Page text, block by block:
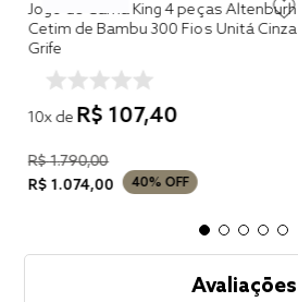
Jogo de Cama King 4 peças Altenburh
Cetim de Bambu 300 Fios Unitá Cinza
Grife
10x de R$ 107,40
R$1.790,00
R$ 1.074,00 40% OFF
Avaliações